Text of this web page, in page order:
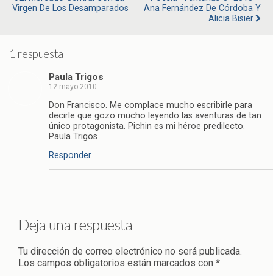
Virgen De Los Desamparados
Ana Fernández De Córdoba Y
Alicia Bisier
1 respuesta
Paula Trigos
12 mayo 2010
Don Francisco. Me complace mucho escribirle para
decirle que gozo mucho leyendo las aventuras de tan
único protagonista. Pichin es mi héroe predilecto.
Paula Trigos
Responder
Deja una respuesta
Tu dirección de correo electrónico no será publicada.
Los campos obligatorios están marcados con *